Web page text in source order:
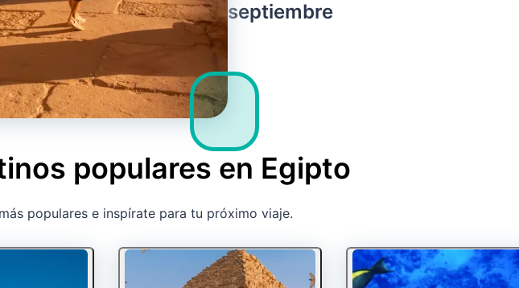
septiembre
populares en Egipto
populares e inspírate para tu próximo viaje.